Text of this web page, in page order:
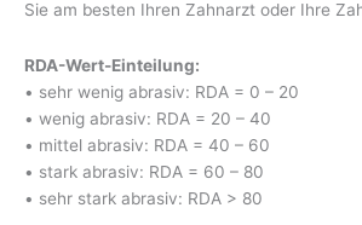
Sie am besten Ihren Zahnarzt oder Ihre
RDA-Wert-Einteilung:
• sehr wenig abrasiv: RDA = 0 – 20
• wenig abrasiv: RDA = 20 – 40
• mittel abrasiv: RDA = 40 – 60
• stark abrasiv: RDA = 60 – 80
• sehr stark abrasiv: RDA > 80